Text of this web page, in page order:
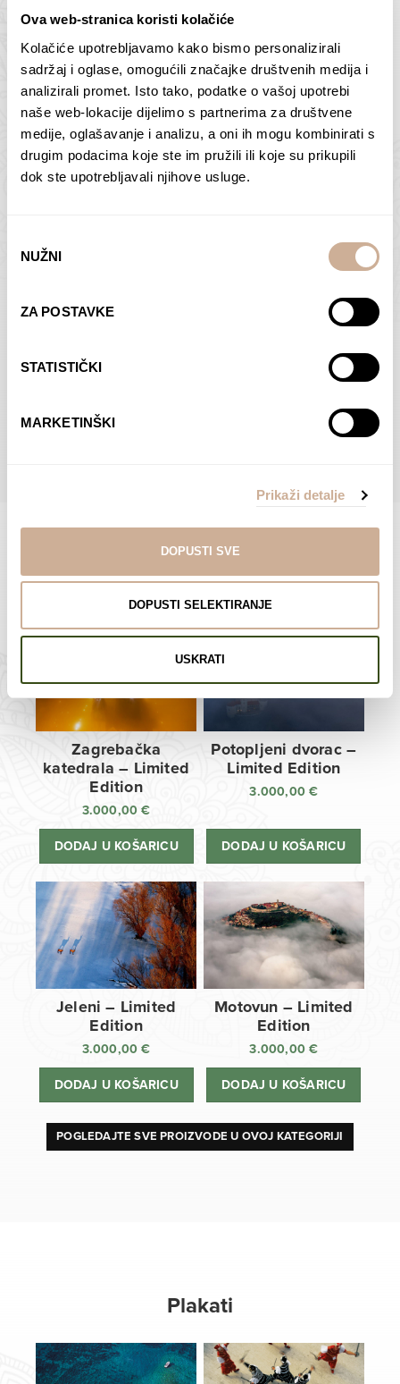
Ova web-stranica koristi kolačiće
Kolačiće upotrebljavamo kako bismo personalizirali
sadržaj i oglase, omogućili značajke društvenih medija i
analizirali promet. Isto tako, podatke o vašoj upotrebi
naše web-lokacije dijelimo s partnerima za društvene
medije, oglašavanje i analizu, a oni ih mogu kombinirati s
drugim podacima koje ste im pružili ili koje su prikupili
dok ste upotrebljavali njihove usluge.
pristanka
NUŽNI
ZA POSTAVKE
STATISTIČKI
MARKETINŠKI
Prikaži detalje
DOPUSTI SVE
DOPUSTI SELEKTIRANJE
USKRATI
Butan – ljudi 2
75,00€ – 138,00€Raspon
cijena:
od
75,00 €
138,00 €
ODABERI OPCIJE
Antarktika – krajolik
2
75,00€ – 138,00€Raspon
cijena:
od
ODABERI OPCIJE
Dolac
ODABERI OPCIJE
Moreškanti – sjena
€Raspon
od
75,00 €
do
138,00 €
ODABERI OPCIJE
POGLEDAJTE SVE PROIZVODE U OVOJ KATEGORIJI
Limited Edition Fotografije
Zagrebačka
katedrala – Limited
Edition
3.000,00€
DODAJ U KOŠARICU
Potopljeni dvorac –
Limited Edition
3.000,00€
DODAJ U KOŠARICU
Jeleni – Limited
Edition
3.000,00€
DODAJ U KOŠARICU
Motovun – Limited
Edition
3.000,00€
DODAJ U KOŠARICU
POGLEDAJTE SVE PROIZVODE U OVOJ KATEGORIJI
Plakati